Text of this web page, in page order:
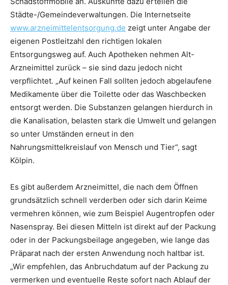
Städte-/Gemeindeverwaltungen. Die Internetseite
www.arzneimittelentsorgung.de zeigt unter Angabe der
eigenen Postleitzahl den richtigen lokalen
Entsorgungsweg auf. Auch Apotheken nehmen Alt-
Arzneimittel zurück – sie sind dazu jedoch nicht
verpflichtet. „Auf keinen Fall sollten jedoch abgelaufene
Medikamente über die Toilette oder das Waschbecken
entsorgt werden. Die Substanzen gelangen hierdurch in
die Kanalisation, belasten stark die Umwelt und gelangen
so unter Umständen erneut in den
Nahrungsmittelkreislauf von Mensch und Tier“, sagt
Kölpin.
Es gibt außerdem Arzneimittel, die nach dem Öffnen
grundsätzlich schnell verderben oder sich darin Keime
vermehren können, wie zum Beispiel Augentropfen oder
Nasenspray. Bei diesen Mitteln ist direkt auf der Packung
oder in der Packungsbeilage angegeben, wie lange das
Präparat nach der ersten Anwendung noch haltbar ist.
„Wir empfehlen, das Anbruchdatum auf der Packung zu
vermerken und eventuelle Reste sofort nach Ablauf der